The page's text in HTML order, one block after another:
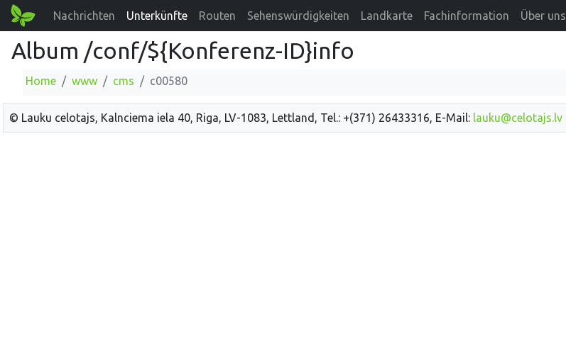
Nachrichten Unterkünfte Routen Sehenswürdigkeiten Landkarte Fachinformation Über uns
Album /conf/${Konferenz-ID}info
Home www cms c00580
© Lauku celotajs, Kalnciema iela 40, Riga, LV-1083, Lettland, Tel.: +(371) 26433316, E-Mail: lauku@celotajs.lv